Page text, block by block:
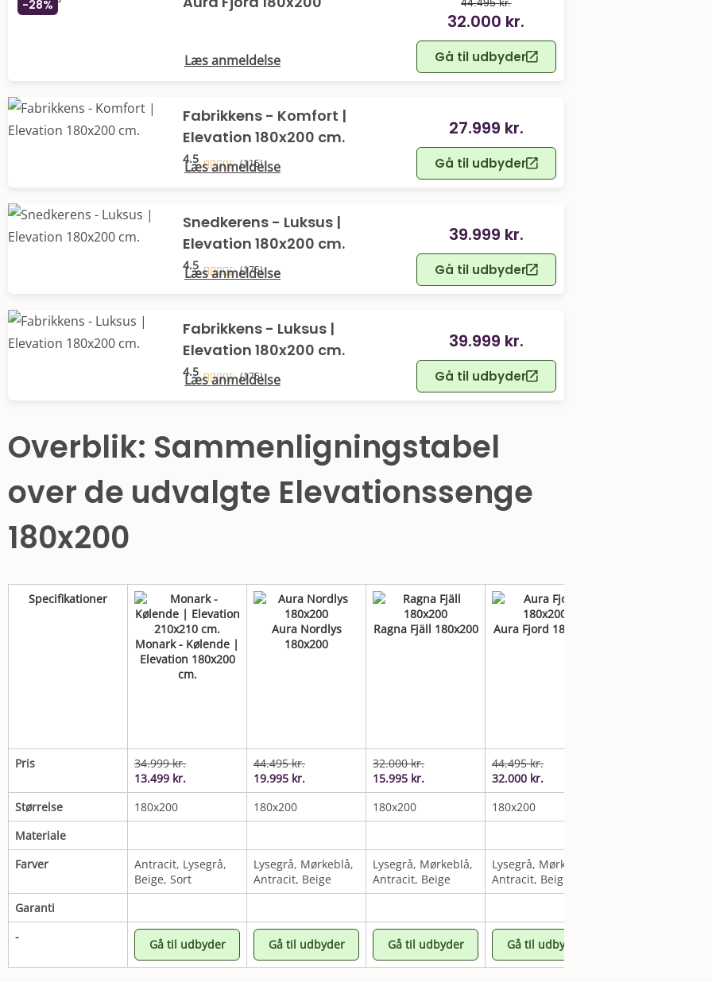
-28%
oprindelige
pris
var:
44.495 kr..
32.000 kr.
aktuelle
pris
er:
32.000 kr..
Gå til udbyder
Læs anmeldelse
Fabrikkens - Komfort |
Elevation 180x200 cm.
4.5 (115)
27.999 kr.
Gå til udbyder
Læs anmeldelse
Snedkerens - Luksus |
Elevation 180x200 cm.
4.5 (175)
39.999 kr.
Gå til udbyder
Læs anmeldelse
Fabrikkens - Luksus |
Elevation 180x200 cm.
4.5 (175)
39.999 kr.
Gå til udbyder
Læs anmeldelse
Overblik: Sammenligningstabel
over de udvalgte Elevationssenge
180x200
Specifikationer
Monark - Kølende |
Elevation 180x200
cm.
Aura Nordlys
180x200
Ragna Fjäll 180x200 Aura Fjord 180x200
Pris
34.999kr.
13.499 kr.
44.495kr.
19.995 kr.
32.000kr.
15.995 kr.
44.495kr.
32.000 kr.
Størrelse 180x200 180x200 180x200 180x200
Materiale
Farver
Antracit, Lysegrå,
Beige, Sort
Lysegrå, Mørkeblå,
Antracit, Beige
Lysegrå, Mørkeblå,
Antracit, Beige
Lysegrå, Mørkeblå,
Antracit, Beige
Garanti
-
Gå til udbyder Gå til udbyder Gå til udbyder Gå til udbyder